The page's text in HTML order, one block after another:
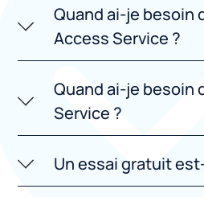
Quand ai-je besoin
Access Service ?
Quand ai-je besoin
Service ?
Un essai gratuit